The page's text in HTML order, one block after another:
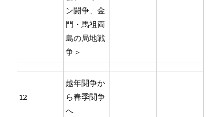
ン闘争、金
門・馬祖両
島の局地戦
争＞
12
越年闘争か
ら春季闘争
へ